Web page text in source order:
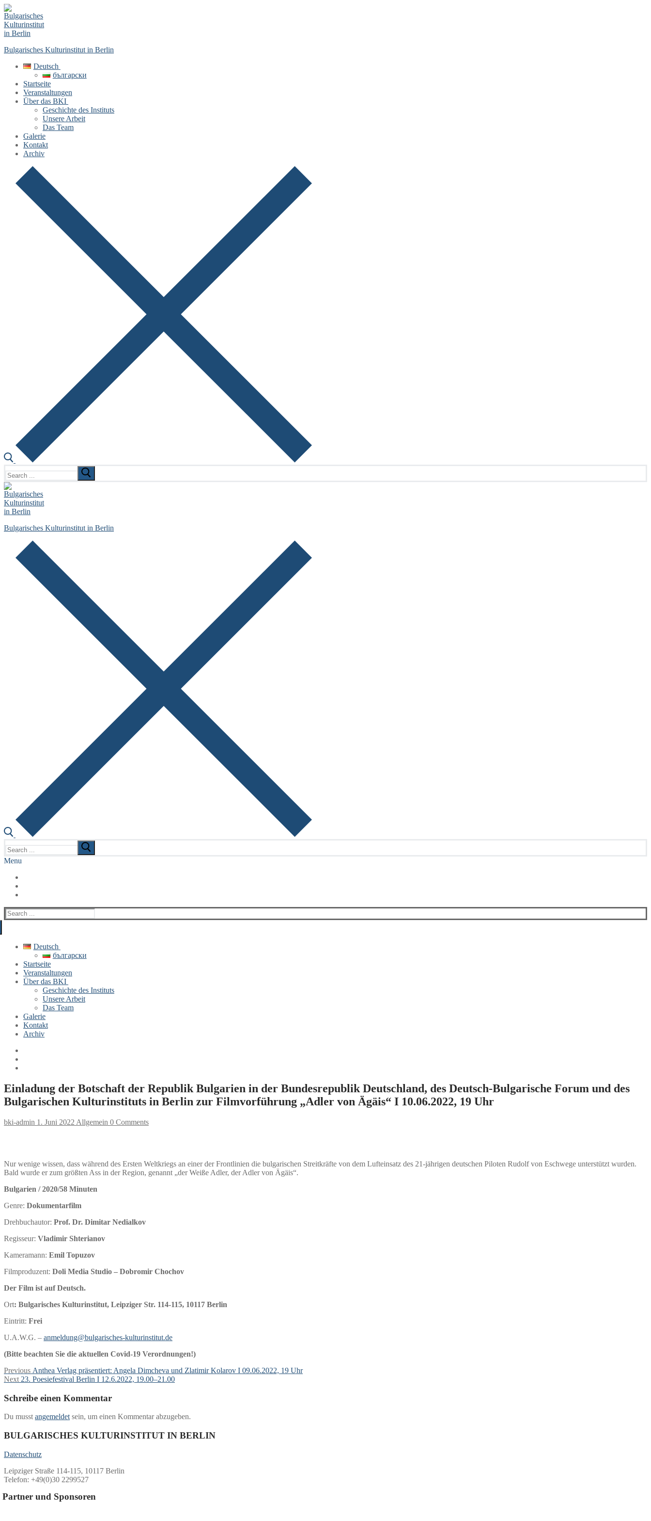
Skip
to
content
Menu
Close
Bulgarisches Kulturinstitut in Berlin
Deutsch
български
Startseite
Veranstaltungen
Über das BKI
Geschichte des Instituts
Unsere Arbeit
Das Team
Galerie
Kontakt
Archiv
for:
Bulgarisches Kulturinstitut in Berlin
for:
Menu
Search
for:
Deutsch
български
Startseite
Veranstaltungen
Über das BKI
Geschichte des Instituts
Unsere Arbeit
Das Team
Galerie
Kontakt
Archiv
Einladung der Botschaft der Republik Bulgarien in der Bundesrepublik Deutschland, des Deutsch-Bulgarische Forum und des
Bulgarischen Kulturinstituts in Berlin zur Filmvorführung „Adler von Ägäis“ I 10.06.2022, 19 Uhr
bki-admin 1. Juni 2022 Allgemein 0 Comments
Nur wenige wissen, dass während des Ersten Weltkriegs an einer der Frontlinien die bulgarischen Streitkräfte von dem Lufteinsatz des 21-jährigen deutschen Piloten Rudolf von Eschwege unterstützt wurden.
Bald wurde er zum größten Ass in der Region, genannt „der Weiße Adler, der Adler von Ägäis“.
Bulgarien / 2020/58 Minuten
Genre: Dokumentarfilm
Drehbuchautor: Prof. Dr. Dimitar Nedialkov
Regisseur: Vladimir Shterianov
Kameramann: Emil Topuzov
Filmproduzent: Doli Media Studio – Dobromir Chochov
Der Film ist auf Deutsch.
Ort: Bulgarisches Kulturinstitut, Leipziger Str. 114-115, 10117 Berlin
Eintritt: Frei
U.A.W.G. – anmeldung@bulgarisches-kulturinstitut.de
(Bitte beachten Sie die aktuellen Covid-19 Verordnungen!)
Beitragsnavigation
Previous Previous
post:
Anthea Verlag präsentiert: Angela Dimcheva und Zlatimir Kolarov I 09.06.2022, 19 Uhr
Next Next
23. Poesiefestival Berlin I 12.6.2022, 19.00–21.00
Schreibe einen Kommentar
Du musst angemeldet sein, um einen Kommentar abzugeben.
BULGARISCHES KULTURINSTITUT IN BERLIN
Datenschutz
Leipziger Straße 114-115, 10117 Berlin
Telefon: +49(0)30 2299527
Partner und Sponsoren